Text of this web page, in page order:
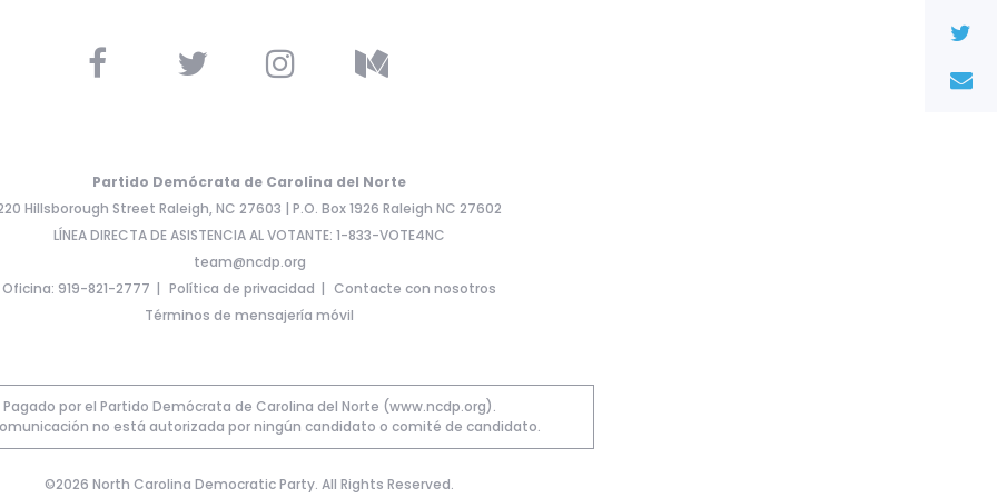
Partido Demócrata de Carolina del Norte
Hillsborough Street Raleigh, NC 27603 | P.O. Box 1926 Raleigh NC 27602
LÍNEA DIRECTA DE ASISTENCIA AL VOTANTE: 1-833-VOTE4NC
team@ncdp.org
Oficina: 919-821-2777
Política de privacidad
Contacte con nosotros
Términos de mensajería móvil
Pagado por el Partido Demócrata de Carolina del Norte (www.ncdp.org).
no está autorizada por ningún candidato o comité de candidato.
©2026 North Carolina Democratic Party. All Rights Reserved.